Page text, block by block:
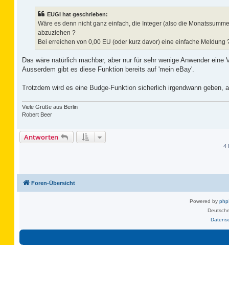
EUGI hat geschrieben:
Wäre es denn nicht ganz einfach, die Integer (also die
abzuziehen ?
Bei erreichen von 0,00 EU (oder kurz davor) eine einfache Meldung
Das wäre natürlich machbar, aber nur für sehr wenige Anwender eine
Ausserdem gibt es diese Funktion bereits auf 'mein eBay'.
Trotzdem wird es eine Budge-Funktion sicherlich irgendwann geben,
Viele Grüße aus Berlin
Robert Beer
Antworten
4
Foren-Übersicht
Powered by